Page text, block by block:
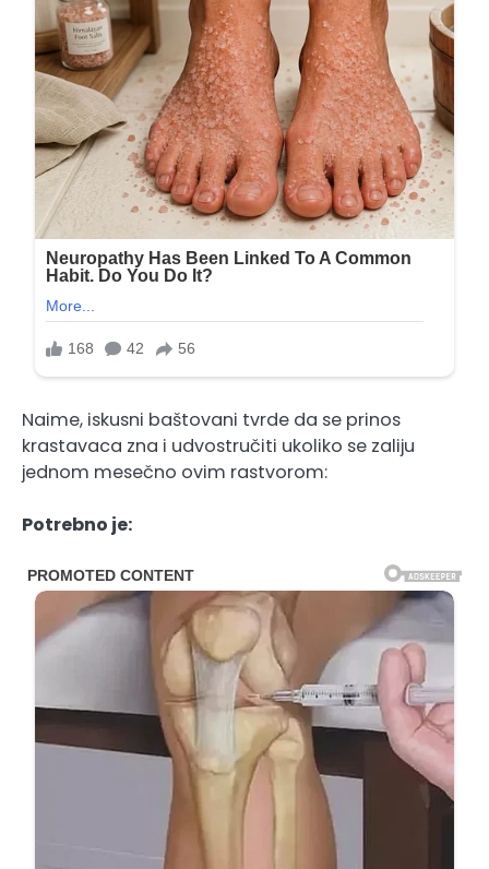
Naime, iskusni baštovani tvrde da se prinos
krastavaca zna i udvostručiti ukoliko se zaliju
jednom mesečno ovim rastvorom:
Potrebno je: